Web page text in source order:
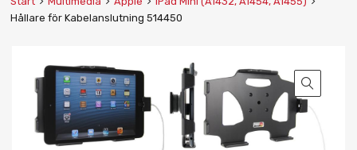
Hållare för Kabelanslutning 514450